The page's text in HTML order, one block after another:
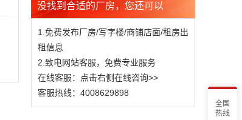
没找到合适的厂房，您还可以
1.免费发布厂房/写字楼/商铺店面/租房出
租信息
2.致电网站客服，免费专业服务
在线客服：点击右侧在线咨询>>
客服热线：4008629898
全国
热线